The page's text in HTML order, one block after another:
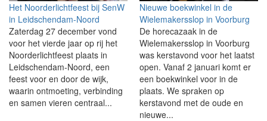
Het Noorderlichtfeest bij SenW
in Leidschendam-Noord
Zaterdag 27 december vond
voor het vierde jaar op rij het
Noorderlichtfeest plaats in
Leidschendam-Noord, een
feest voor en door de wijk,
waarin ontmoeting, verbinding
en samen vieren centraal...
Nieuwe boekwinkel in de
Wielemakersslop in Voorburg
De horecazaak in de
Wielemakersslop in Voorburg
was kerstavond voor het laatst
open. Vanaf 2 januari komt er
een boekwinkel voor in de
plaats. We spraken op
kerstavond met de oude en
nieuwe...